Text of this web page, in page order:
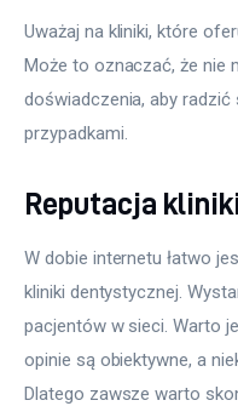
Uważaj na kliniki, które
Może to oznaczać, że nie
doświadczenia, aby
przypadkami.
Reputacja
W dobie internetu łatwo
kliniki dentystycznej.
pacjentów w sieci. Warto
opinie są obiektywne, a
Dlatego zawsze warto